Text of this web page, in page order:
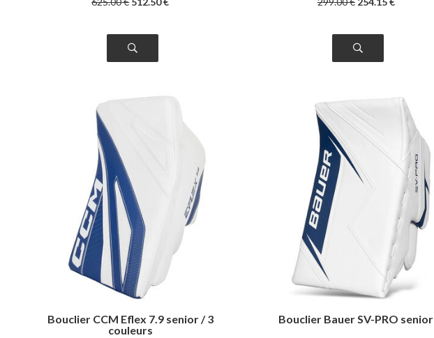
Bouclier CCM Eflex 7.9 senior / 3
couleurs
Bouclier Bauer SV-PRO senior